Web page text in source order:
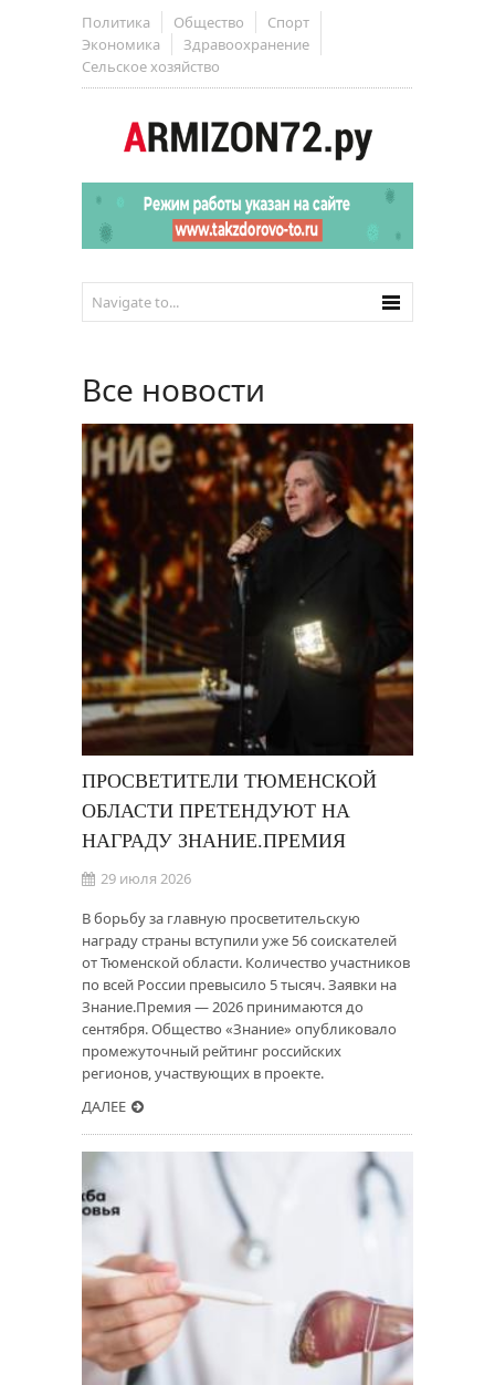
Политика Общество
Спорт
Экономика
Здравоохранение
Сельское хозяйство
Все новости
ПРОСВЕТИТЕЛИ ТЮМЕНСКОЙ
ОБЛАСТИ ПРЕТЕНДУЮТ НА
НАГРАДУ ЗНАНИЕ.ПРЕМИЯ
29 июля 2026
В борьбу за главную просветительскую
награду страны вступили уже 56 соискателей
от Тюменской области. Количество участников
по всей России превысило 5 тысяч. Заявки на
Знание.Премия — 2026 принимаются до
сентября. Общество «Знание» опубликовало
промежуточный рейтинг российских
регионов, участвующих в проекте.
ДАЛЕЕ